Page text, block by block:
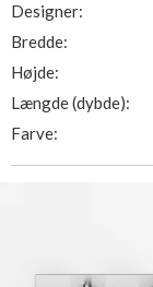
Designer:
Bredde:
Højde:
Længde (dybde):
Farve: